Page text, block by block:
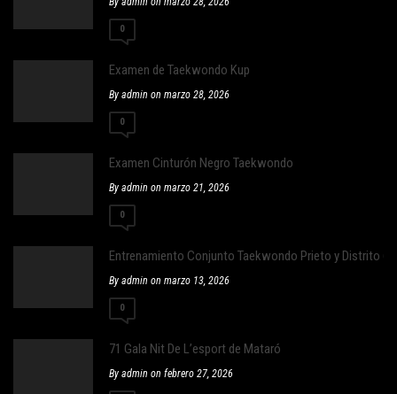
0
Examen de Taekwondo Kup
By admin on marzo 28, 2026
0
Examen Cinturón Negro Taekwondo
By admin on marzo 21, 2026
0
Entrenamiento Conjunto Taekwondo Prieto y Distrito
By admin on marzo 13, 2026
0
71 Gala Nit De L’esport de Mataró
By admin on febrero 27, 2026